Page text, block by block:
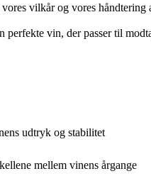
vilkår og vores
vin, der passer til
udtryk og stabilitet
mellem vinens årgange